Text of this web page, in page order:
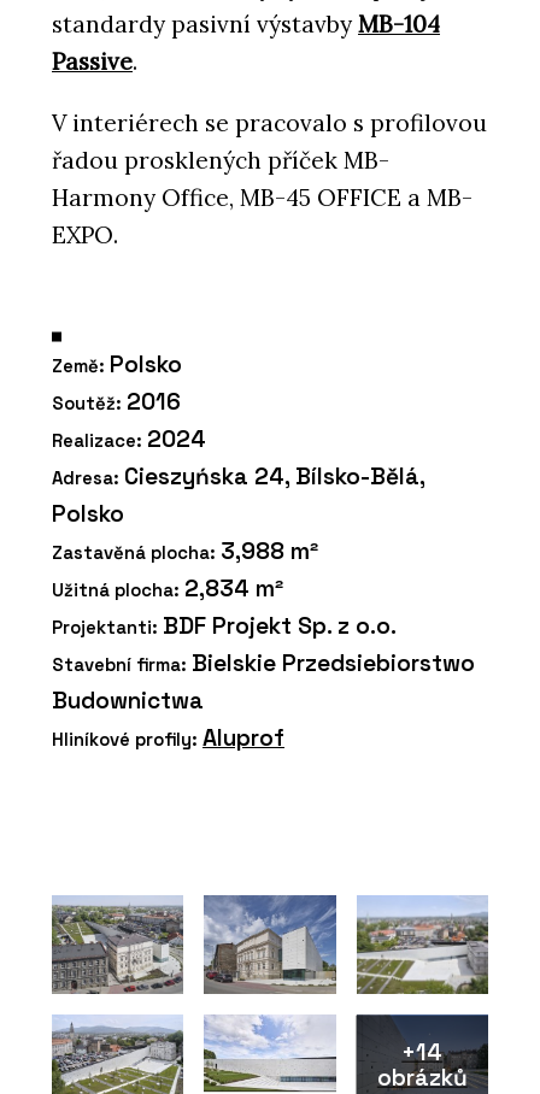
standardy pasivní výstavby MB-104
Passive.
V interiérech se pracovalo s profilovou
řadou prosklených příček MB-
Harmony Office, MB-45 OFFICE a MB-
EXPO.
Země: Polsko
Soutěž: 2016
Realizace: 2024
Adresa: Cieszyńska 24, Bílsko-Bělá,
Polsko
Zastavěná plocha: 3,988 m²
Užitná plocha: 2,834 m²
Projektanti: BDF Projekt Sp. z o.o.
Stavební firma: Bielskie Przedsiebiorstwo
Budownictwa
Hliníkové profily: Aluprof
+14
obrázků